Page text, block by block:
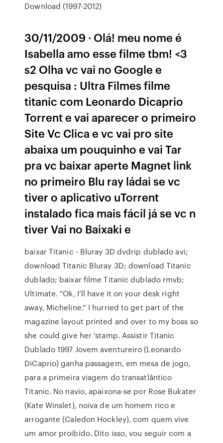
Download (1997-2012)
30/11/2009 · Olá! meu nome é
Isabella amo esse filme tbm! <3
s2 Olha vc vai no Google e
pesquisa : Ultra Filmes filme
titanic com Leonardo Dicaprio
Torrent e vai aparecer o primeiro
Site Vc Clica e vc vai pro site
abaixa um pouquinho e vai Tar
pra vc baixar aperte Magnet link
no primeiro Blu ray ládai se vc
tiver o aplicativo uTorrent
instalado fica mais fácil já se vc n
tiver Vai no Baixaki e
baixar Titanic - Bluray 3D dvdrip dublado avi;
download Titanic Bluray 3D; download Titanic
dublado; baixar filme Titanic dublado rmvb;
Ultimate. “Ok, I’ll have it on your desk right
away, Micheline.” I hurried to get part of the
magazine layout printed and over to my boss so
she could give her ‘stamp. Assistir Titanic
Dublado 1997 Jovem aventureiro (Leonardo
DiCaprio) ganha passagem, em mesa de jogo,
para a primeira viagem do transatlântico
Titanic. No navio, apaixona-se por Rose Bukater
(Kate Winslet), noiva de um homem rico e
arrogante (Caledon Hockley), com quem vive
um amor proibido. Dito isso, vou seguir com a